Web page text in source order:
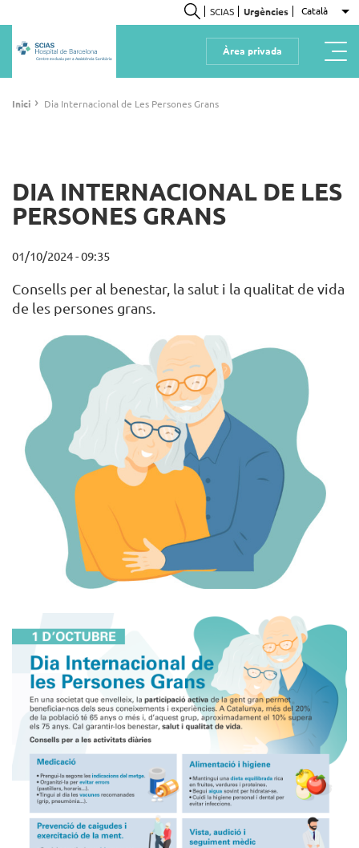
al
contingut
Cerca
SCIAS Urgències Català
Centre exclusiu per a Assistència Sanitària
Àrea privada
Fil
Inici › Dia Internacional de Les Persones Grans
DIA INTERNACIONAL DE LES
PERSONES GRANS
01/10/2024 - 09:35
Consells per al benestar, la salut i la qualitat de vida
de les persones grans.